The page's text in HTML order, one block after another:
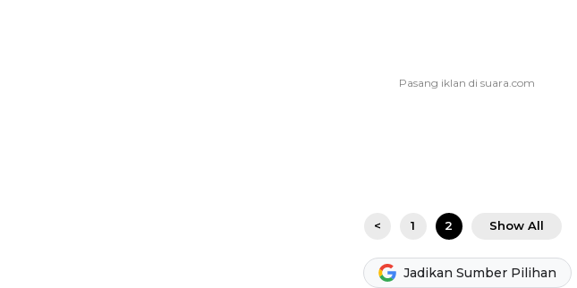
< 1 2 Show All
Jadikan Sumber Pilihan